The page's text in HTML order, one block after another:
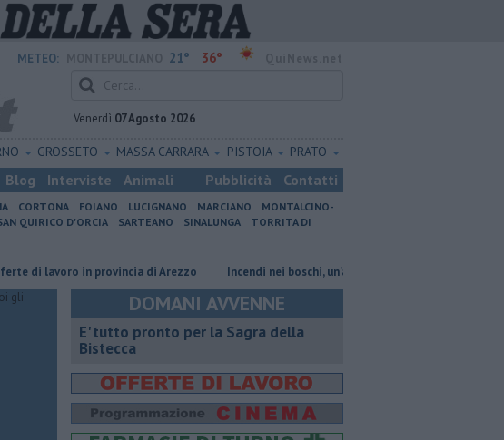
METEO: 21° 36°
Venerdì 07 Agosto 2026
GROSSETO MASSA CARRARA PISTOIA PRATO
Blog Interviste Animali Pubblicità Contatti
CORTONA FOIANO LUCIGNANO MARCIANO
MONTALCINO-
QUIRICO D'ORCIA SARTEANO SINALUNGA
TORRITA DI
in provincia di Arezzo Incendi nei boschi, un'altra giornata di fuoco
DOMANI AVVENNE
E' tutto pronto per la Sagra della
Bistecca